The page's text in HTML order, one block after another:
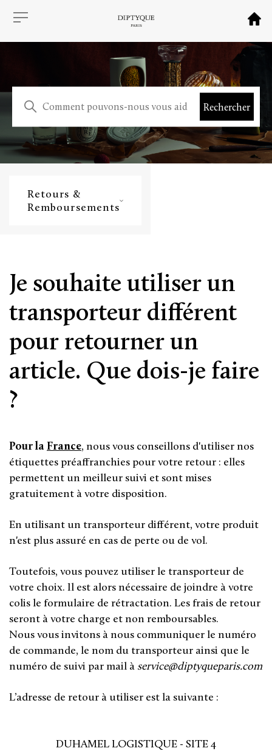
Retours &
Remboursements
Je souhaite utiliser un
transporteur différent
pour retourner un
article. Que dois-je faire
?
Pour laFrance, nous vous conseillons d'utiliser nos
étiquettes préaffranchies pour votre retour : elles
permettent un meilleur suivi et sont mises
gratuitement à votre disposition.
En utilisant un transporteur différent, votre produit
n'est plus assuré en cas de perte ou de vol.
Toutefois, vous pouvez utiliser le transporteur de
votre choix. Il est alors nécessaire de joindre à votre
colis le formulaire de rétractation. Les frais de retour
seront à votre charge et non remboursables.
Nous vous invitons à nous communiquer le numéro
de commande, le nom du transporteur ainsi que le
numéro de suivi par mail à service@diptyqueparis.com
L’adresse de retour à utiliser est la suivante :
DUHAMEL LOGISTIQUE - SITE 4